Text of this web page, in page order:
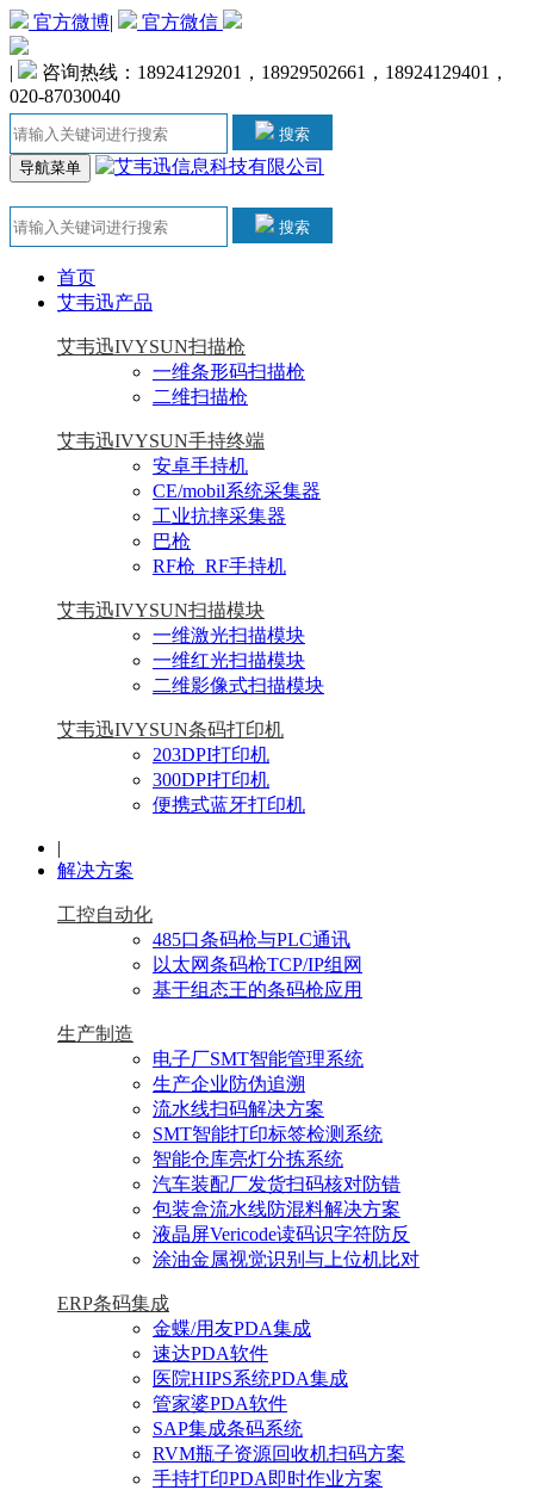
官方微博| 官方微信
|
咨询热线：18924129201，18929502661，18924129401，
020-87030040
搜索
导航菜单
搜索
首页
艾韦迅产品
艾韦迅IVYSUN扫描枪
一维条形码扫描枪
二维扫描枪
艾韦迅IVYSUN手持终端
安卓手持机
CE/mobil系统采集器
工业抗摔采集器
巴枪
RF枪_RF手持机
艾韦迅IVYSUN扫描模块
一维激光扫描模块
一维红光扫描模块
二维影像式扫描模块
艾韦迅IVYSUN条码打印机
203DPI打印机
300DPI打印机
便携式蓝牙打印机
|
解决方案
工控自动化
485口条码枪与PLC通讯
以太网条码枪TCP/IP组网
基于组态王的条码枪应用
生产制造
电子厂SMT智能管理系统
生产企业防伪追溯
流水线扫码解决方案
SMT智能打印标签检测系统
智能仓库亮灯分拣系统
汽车装配厂发货扫码核对防错
包装盒流水线防混料解决方案
液晶屏Vericode读码识字符防反
涂油金属视觉识别与上位机比对
ERP条码集成
金蝶/用友PDA集成
速达PDA软件
医院HIPS系统PDA集成
管家婆PDA软件
SAP集成条码系统
RVM瓶子资源回收机扫码方案
手持打印PDA即时作业方案